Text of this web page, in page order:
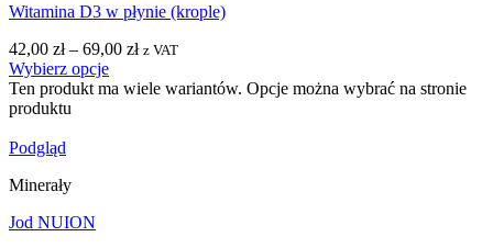
Witamina D3 w płynie (krople)
42,00 zł– 69,00 zł z VAT
Wybierz opcje
Ten produkt ma wiele wariantów. Opcje można wybrać na stronie
produktu
Podgląd
Minerały
Jod NUION